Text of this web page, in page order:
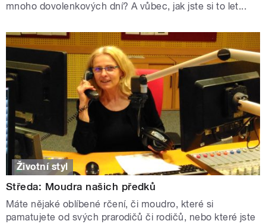
mnoho dovolenkových dní? A vůbec, jak jste si to let...
Životní styl
Středa: Moudra našich předků
Máte nějaké oblíbené rčení, či moudro, které si
pamatujete od svých prarodičů či rodičů, nebo které jste